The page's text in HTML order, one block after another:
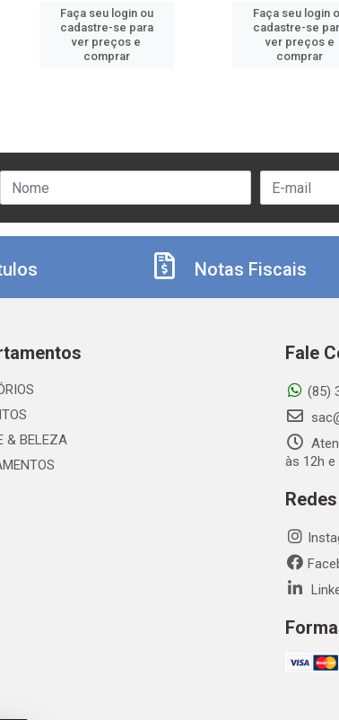
Faça seu login ou
cadastre-se para
ver preços e
comprar
Faça seu login
cadastre-se
ver preços e
comprar
Notas Fiscais
& BELEZA
Fale
(85)
às 12h e